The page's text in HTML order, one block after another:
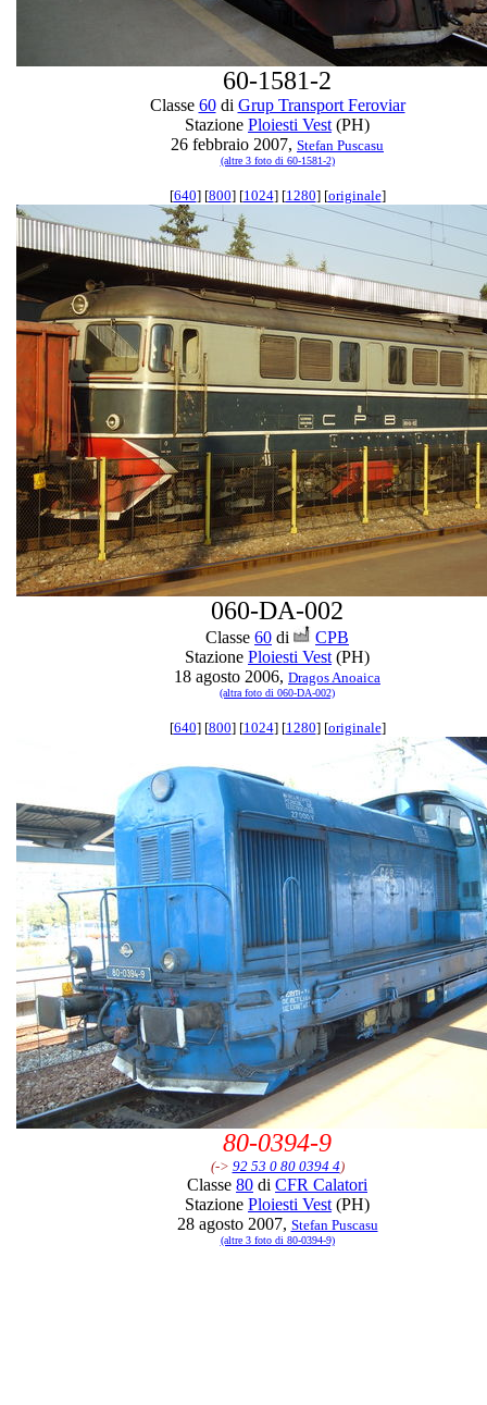
60-1581-2
Classe 60di Grup Transport Feroviar
Stazione Ploiesti Vest (PH)
26 febbraio 2007, Stefan Puscasu
(altre 3 foto di 60-1581-2)
[640] [800] [1024] [1280] [originale]
060-DA-002
Classe 60 di
CPB
Stazione Ploiesti Vest (PH)
18 agosto 2006, Dragos Anoaica
(altra foto di 060-DA-002)
[640] [800] [1024] [1280] [originale]
80-0394-9
(-> 92 53 0 80 0394 4)
Classe 80 di CFR Calatori
Stazione Ploiesti Vest (PH)
28 agosto 2007, Stefan Puscasu
(altre 3 foto di 80-0394-9)